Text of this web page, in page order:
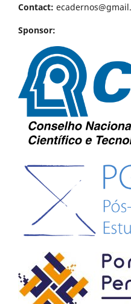
Contact:
Sponsor: